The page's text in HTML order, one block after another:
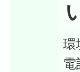
環
電